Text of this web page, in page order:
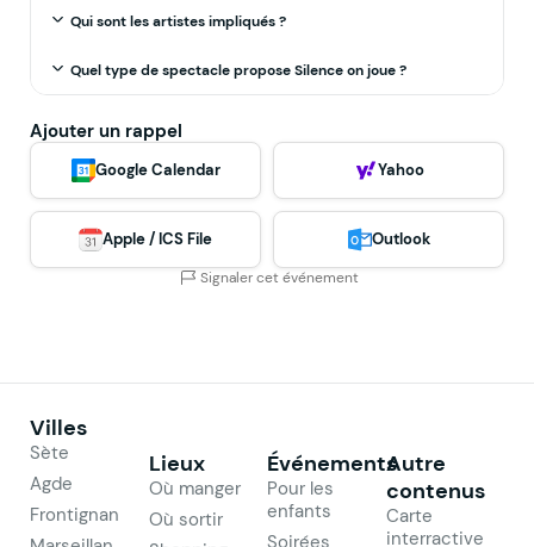
Qui sont les artistes impliqués ?
Quel type de spectacle propose Silence on joue ?
Ajouter un rappel
Google Calendar Yahoo
Apple / ICS File Outlook
Signaler cet événement
Villes
Sète
Agde
Frontignan
Lieux
Où manger
Où sortir
Événements
Pour les
enfants
Soirées
Autre
contenus
Carte
interractive